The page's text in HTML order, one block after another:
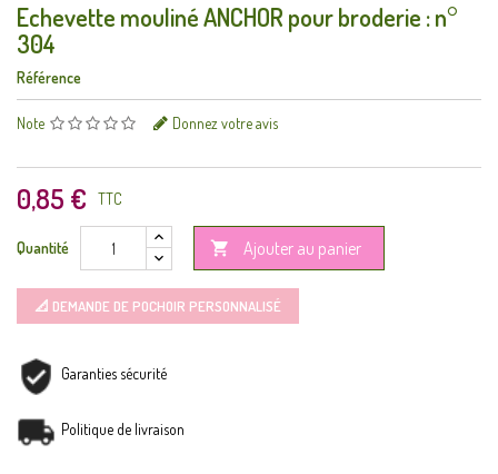
Echevette mouliné ANCHOR pour broderie : n°
304
Référence
Note Donnez votre avis
0,85 € TTC
Quantité  Ajouter au panier
📐 DEMANDE DE POCHOIR PERSONNALISÉ
Garanties sécurité
Politique de livraison